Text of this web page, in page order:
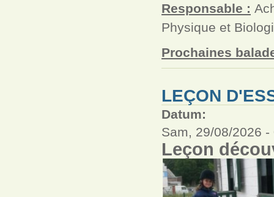
Responsable :
Physique et
Prochaines
LEÇON
Datum:
Sam, 29/08/2026 -
Leçon